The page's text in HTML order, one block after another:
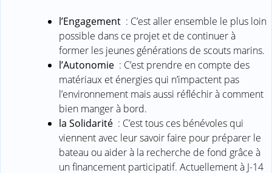
l’Engagement : C’est aller ensemble le plus loin
possible dans ce projet et de continuer à
former les jeunes générations de scouts marins.
l’Autonomie : C’est prendre en compte des
matériaux et énergies qui n’impactent pas
l’environnement mais aussi réfléchir à comment
bien manger à bord.
la Solidarité : C’est tous ces bénévoles qui
viennent avec leur savoir faire pour préparer le
bateau ou aider à la recherche de fond grâce à
un financement participatif. Actuellement à J-14